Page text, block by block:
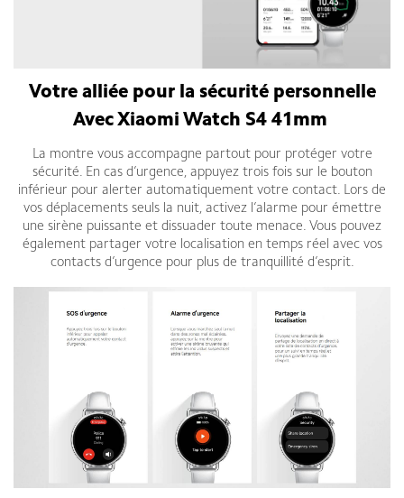
Votre alliée pour la sécurité personnelle
Avec Xiaomi Watch S4 41mm
La montre vous accompagne partout pour protéger votre
sécurité. En cas d’urgence, appuyez trois fois sur le bouton
inférieur pour alerter automatiquement votre contact. Lors de
vos déplacements seuls la nuit, activez l’alarme pour émettre
une sirène puissante et dissuader toute menace. Vous pouvez
également partager votre localisation en temps réel avec vos
contacts d’urgence pour plus de tranquillité d’esprit.